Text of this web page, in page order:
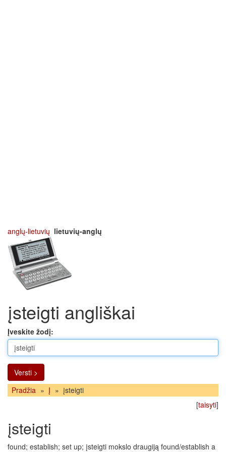
anglų-lietuvių lietuvių-anglų
įsteigti angliškai
Įveskite žodį:
Versti >
Pradžia » Į » įsteigti
[taisyti]
įsteigti
found; establish; set up; įsteigti mokslo draugiją found/establish a